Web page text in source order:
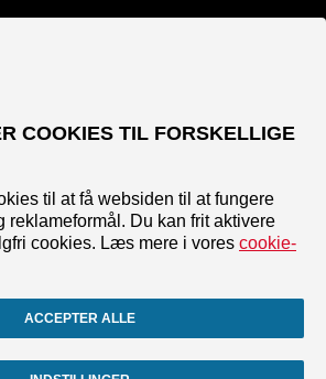
COOKIES TIL FORSKELLIGE
til at få websiden til at fungere
reklameformål. Du kan frit aktivere
cookies. Læs mere i vores cookie-
ACCEPTER ALLE